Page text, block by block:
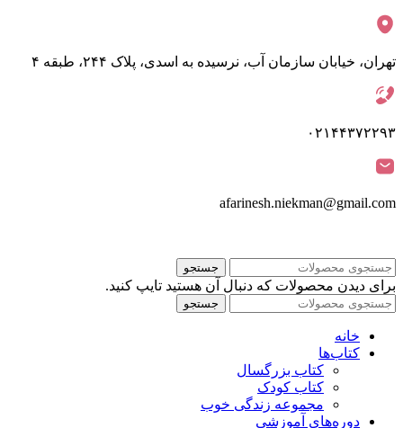
تهران، خیابان سازمان آب، نرسیده به اسدی، پلاک ۲۴۴، طبقه ۴
۰۲۱۴۴۳۷۲۲۹۳
afarinesh.niekman@gmail.com
جستجو
برای دیدن محصولات که دنبال آن هستید تایپ کنید.
جستجو
خانه
کتاب‌ها
کتاب بزرگسال
کتاب کودک
مجموعه زندگی خوب
دوره‌های آموزشی